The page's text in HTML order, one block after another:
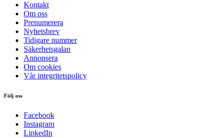
Kontakt
Om oss
Prenumerera
Nyhetsbrev
Tidigare nummer
Säkerhetsgalan
Annonsera
Om cookies
Vår integritetspolicy
Följ oss
Facebook
Instagram
LinkedIn